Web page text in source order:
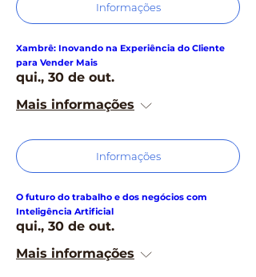
Informações
Xambrê: Inovando na Experiência do Cliente
para Vender Mais
qui., 30 de out.
Mais informações
Informações
O futuro do trabalho e dos negócios com
Inteligência Artificial
qui., 30 de out.
Mais informações